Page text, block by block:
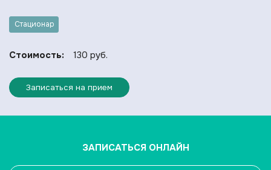
Стационар
Стоимость: 130 руб.
Записаться на прием
ЗАПИСАТЬСЯ ОНЛАЙН